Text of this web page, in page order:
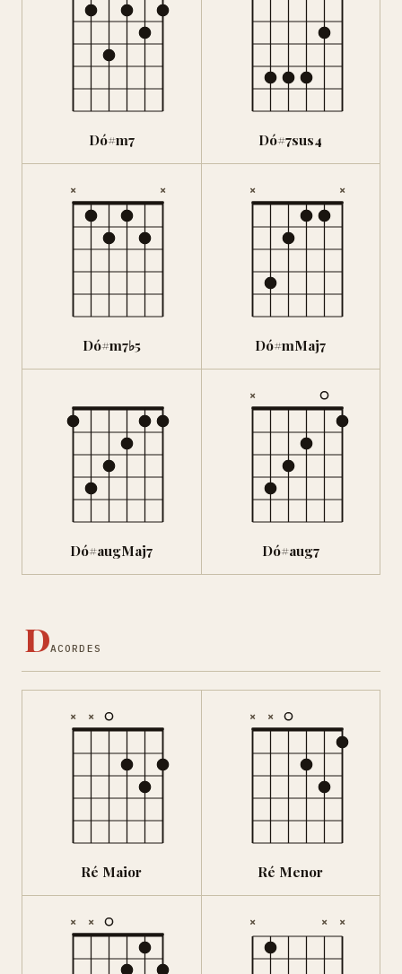
Dó#m7 Dó#7sus4
× ×
Dó#m7♭5
× ×
Dó#mMaj7
Dó#augMaj7
×
Dó#aug7
DACORDES
× ×
Ré Maior
× ×
Ré Menor
× × × × ×